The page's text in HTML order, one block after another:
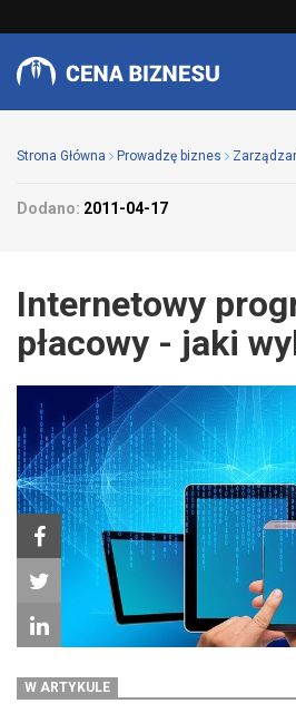
Strona Główna Prowadzę biznes
Dodano: 2011-04-17
Internetowy
płacowy - jaki
W ARTYKULE